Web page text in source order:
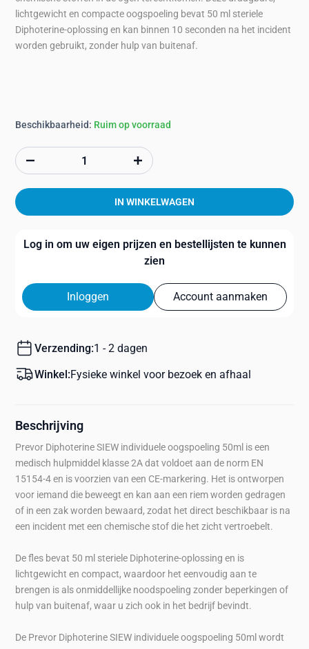
lichtgewicht en compacte oogspoeling bevat 50 ml steriele
Diphoterine-oplossing en kan binnen 10 seconden na het incident
worden gebruikt, zonder hulp van buitenaf.
Beschikbaarheid: Ruim op voorraad
IN WINKELWAGEN
Log in om uw eigen prijzen en bestellijsten te kunnen
zien
Inloggen Account aanmaken
Verzending:1 - 2 dagen
Winkel:Fysieke winkel voor bezoek en afhaal
Beschrijving
Prevor Diphoterine SIEW individuele oogspoeling 50ml is een
medisch hulpmiddel klasse 2A dat voldoet aan de norm EN
15154-4 en is voorzien van een CE-markering. Het is ontworpen
voor iemand die beweegt en kan aan een riem worden gedragen
of in een zak worden bewaard, zodat het direct beschikbaar is na
een incident met een chemische stof die het zicht vertroebelt.
De fles bevat 50 ml steriele Diphoterine-oplossing en is
lichtgewicht en compact, waardoor het eenvoudig aan te
brengen is als onmiddellijke noodspoeling zonder beperkingen of
hulp van buitenaf, waar u zich ook in het bedrijf bevindt.
De Prevor Diphoterine SIEW individuele oogspoeling 50ml wordt